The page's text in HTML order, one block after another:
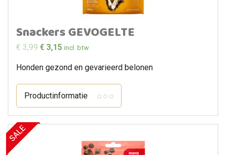
Snackers GEVOGELTE
€ 3,99 € 3,15 incl. btw
Honden gezond en gevarieerd belonen
Productinformatie